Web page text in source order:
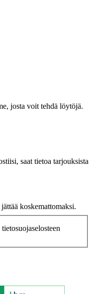
josta voit tehdä löytöjä.
saat tietoa tarjouksista
koskemattomaksi.